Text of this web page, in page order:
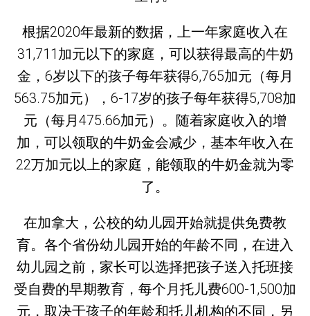
根据2020年最新的数据，上一年家庭收入在
31,711加元以下的家庭，可以获得最高的牛奶
金，6岁以下的孩子每年获得6,765加元（每月
563.75加元），6-17岁的孩子每年获得5,708加
元（每月475.66加元）。随着家庭收入的增
加，可以领取的牛奶金会减少，基本年收入在
22万加元以上的家庭，能领取的牛奶金就为零
了。
在加拿大，公校的幼儿园开始就提供免费教
育。各个省份幼儿园开始的年龄不同，在进入
幼儿园之前，家长可以选择把孩子送入托班接
受自费的早期教育，每个月托儿费600-1,500加
元，取决于孩子的年龄和托儿机构的不同，另